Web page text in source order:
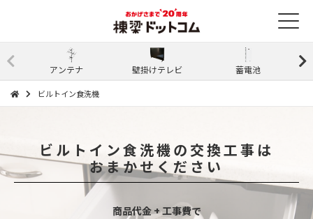
アンテナ 壁掛けテレビ 蓄電池
ビルトイン食洗機
ビルトイン食洗機の交換工事は
おまかせください
商品代金 + 工事費で